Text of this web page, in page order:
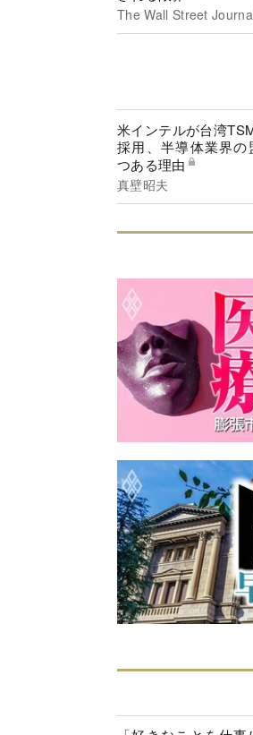
The Wall Street
米インテルが台湾
採用、半導体業界の
つある理由
真壁昭夫